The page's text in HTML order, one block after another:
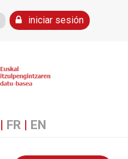
iniciar sesión
| FR | EN